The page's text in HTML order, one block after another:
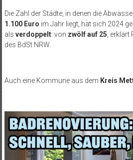
Die Zahl der Städte, in denen die
1.100 Euro im Jahr liegt, hat sich 2024
als verdoppelt: von zwölf auf 25 ,
des BdSt NRW.
Auch eine Kommune aus dem Kreis